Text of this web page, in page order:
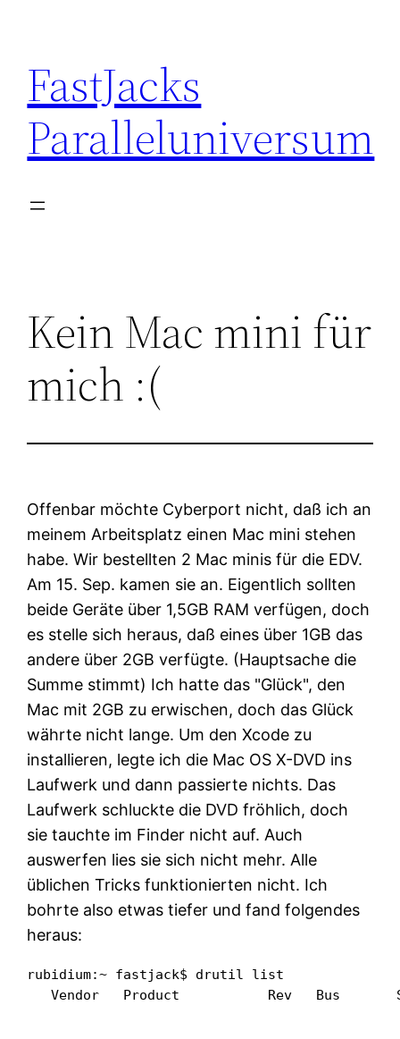
content
FastJacks
Paralleluniversum
Kein Mac mini für
mich :(
Offenbar möchte Cyberport nicht, daß ich an
meinem Arbeitsplatz einen Mac mini stehen
habe. Wir bestellten 2 Mac minis für die EDV.
Am 15. Sep. kamen sie an. Eigentlich sollten
beide Geräte über 1,5GB RAM verfügen, doch
es stelle sich heraus, daß eines über 1GB das
andere über 2GB verfügte. (Hauptsache die
Summe stimmt) Ich hatte das
Glück , den
Mac mit 2GB zu erwischen, doch das Glück
währte nicht lange. Um den Xcode zu
installieren, legte ich die Mac OS X-DVD ins
Laufwerk und dann passierte nichts. Das
Laufwerk schluckte die DVD fröhlich, doch
sie tauchte im Finder nicht auf. Auch
auswerfen lies sie sich nicht mehr. Alle
üblichen Tricks funktionierten nicht. Ich
bohrte also etwas tiefer und fand folgendes
heraus:
rubidium:~ fastjack$ drutil list
Vendor   Product           Rev   Bus